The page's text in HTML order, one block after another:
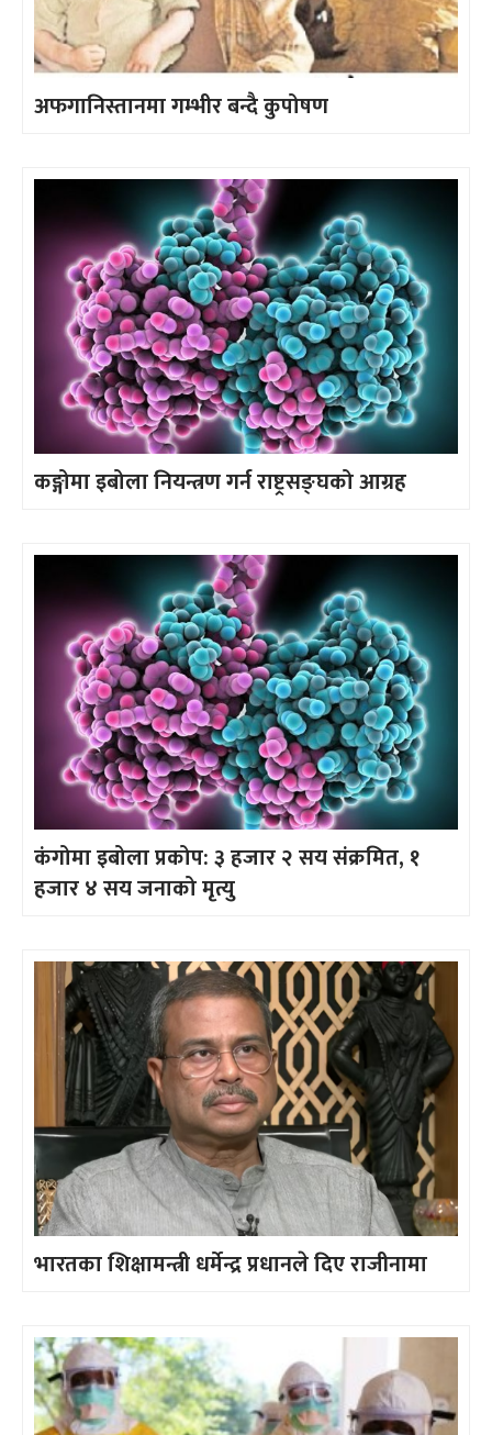
अफगानिस्तानमा गम्भीर बन्दै कुपोषण
कङ्गोमा इबोला नियन्त्रण गर्न राष्ट्रसङ्घको आग्रह
कंगोमा इबोला प्रकोप: ३ हजार २ सय संक्रमित, १
हजार ४ सय जनाको मृत्यु
भारतका शिक्षामन्त्री धर्मेन्द्र प्रधानले दिए राजीनामा